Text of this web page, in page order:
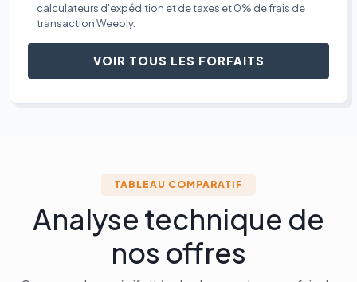
calculateurs d'expédition et de taxes et 0% de frais de
transaction Weebly.
VOIR TOUS LES FORFAITS
TABLEAU COMPARATIF
Analyse technique de
nos offres